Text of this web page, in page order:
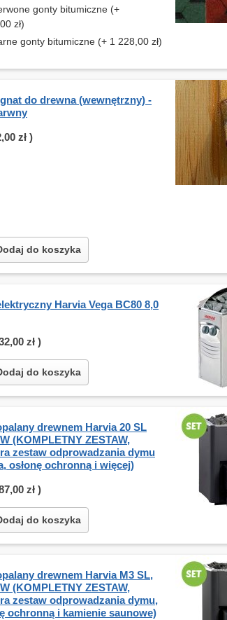
gonty bitumiczne (+
zł)
gonty bitumiczne (+ 1 228,00 zł)
do drewna (wewnętrzny) -
zł )
do koszyka
Harvia Vega BC80 8,0
zł )
do koszyka
drewnem Harvia 20 SL
(KOMPLETNY ZESTAW,
zestaw odprowadzania dymu
osłonę ochronną i więcej)
zł )
do koszyka
drewnem Harvia M3 SL,
(KOMPLETNY ZESTAW,
zestaw odprowadzania dymu,
ochronną i kamienie saunowe)